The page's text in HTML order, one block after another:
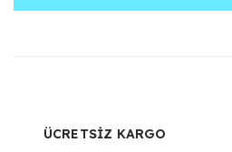
ÜCRETSİZ KARGO